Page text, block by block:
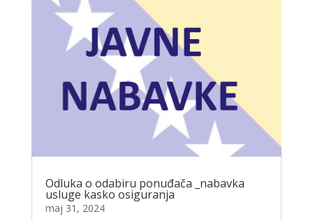
Odluka o odabiru ponuđača _nabavka
usluge kasko osiguranja
maj 31, 2024